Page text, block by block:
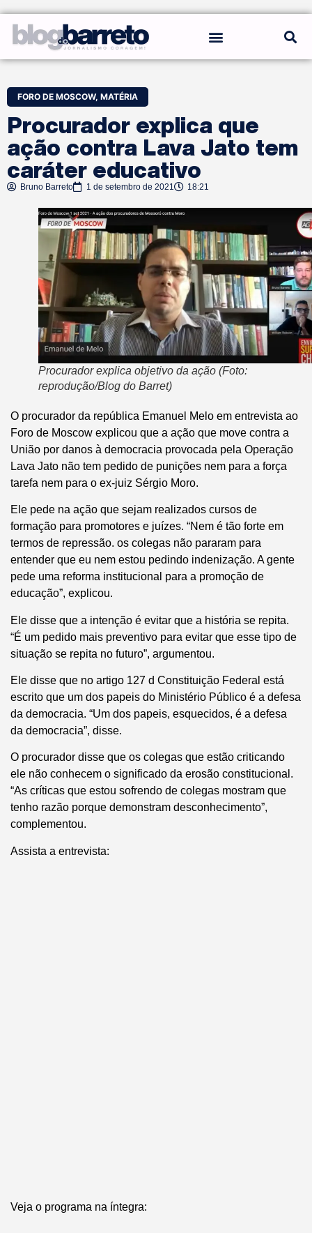
FORO DE MOSCOW, MATÉRIA
Procurador explica que
ação contra Lava Jato tem
caráter educativo
Bruno Barreto 1 de setembro de 2021 18:21
Procurador explica objetivo da ação (Foto:
reprodução/Blog do Barret)
O procurador da república Emanuel Melo em entrevista ao
Foro de Moscow explicou que a ação que move contra a
União por danos à democracia provocada pela Operação
Lava Jato não tem pedido de punições nem para a força
tarefa nem para o ex-juiz Sérgio Moro.
Ele pede na ação que sejam realizados cursos de
formação para promotores e juízes. “Nem é tão forte em
termos de repressão. os colegas não pararam para
entender que eu nem estou pedindo indenização. A gente
pede uma reforma institucional para a promoção de
educação”, explicou.
Ele disse que a intenção é evitar que a história se repita.
“É um pedido mais preventivo para evitar que esse tipo de
situação se repita no futuro”, argumentou.
Ele disse que no artigo 127 d Constituição Federal está
escrito que um dos papeis do Ministério Público é a defesa
da democracia. “Um dos papeis, esquecidos, é a defesa
da democracia”, disse.
O procurador disse que os colegas que estão criticando
ele não conhecem o significado da erosão constitucional.
“As críticas que estou sofrendo de colegas mostram que
tenho razão porque demonstram desconhecimento”,
complementou.
Assista a entrevista:
Veja o programa na íntegra: